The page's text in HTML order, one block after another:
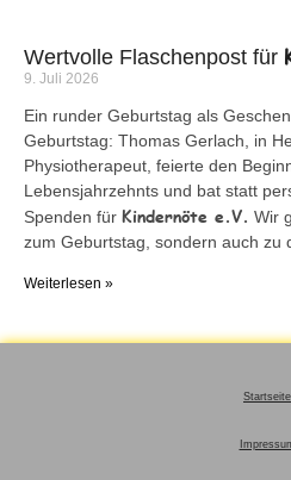
Wertvolle Flaschenpost für
9. Juli 2026
Ein runder Geburtstag als
Geburtstag: Thomas Gerlach, in
Physiotherapeut, feierte den
Lebensjahrzehnts und bat statt
Spenden für Kindernöte e.V. Wir
zum Geburtstag, sondern auch zu
Weiterlesen »
Startseite